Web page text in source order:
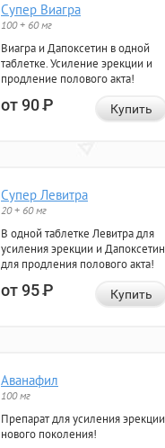
Супер Виагра
100 + 60 мг
Виагра и Дапоксетин в одной
таблетке. Усиление эрекции и
продление полового акта!
от 90Р Купить
Супер Левитра
20 + 60 мг
В одной таблетке Левитра для
усиления эрекции и Дапоксетин
для продления полового акта!
от 95Р Купить
Аванафил
100 мг
Препарат для усиления эрекции
нового поколения!